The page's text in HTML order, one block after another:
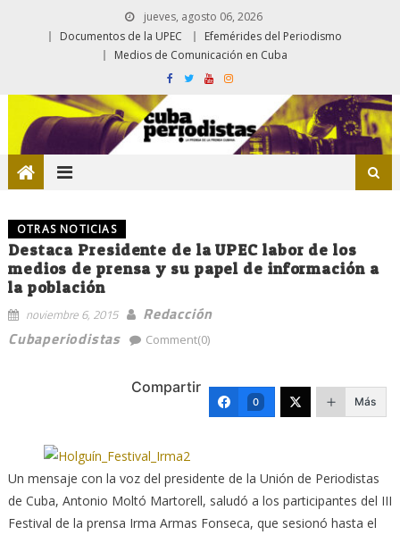
jueves, agosto 06, 2026
Documentos de la UPEC
Efemérides del Periodismo
Medios de Comunicación en Cuba
OTRAS NOTICIAS
Destaca Presidente de la UPEC labor de los
medios de prensa y su papel de información a
la población
noviembre 6, 2015
Redacción
Cubaperiodistas
Comment(0)
Compartir
0 Más
Un mensaje con la voz del presidente de la Unión de Periodistas
de Cuba, Antonio Moltó Martorell, saludó a los participantes del III
Festival de la prensa Irma Armas Fonseca, que sesionó hasta el